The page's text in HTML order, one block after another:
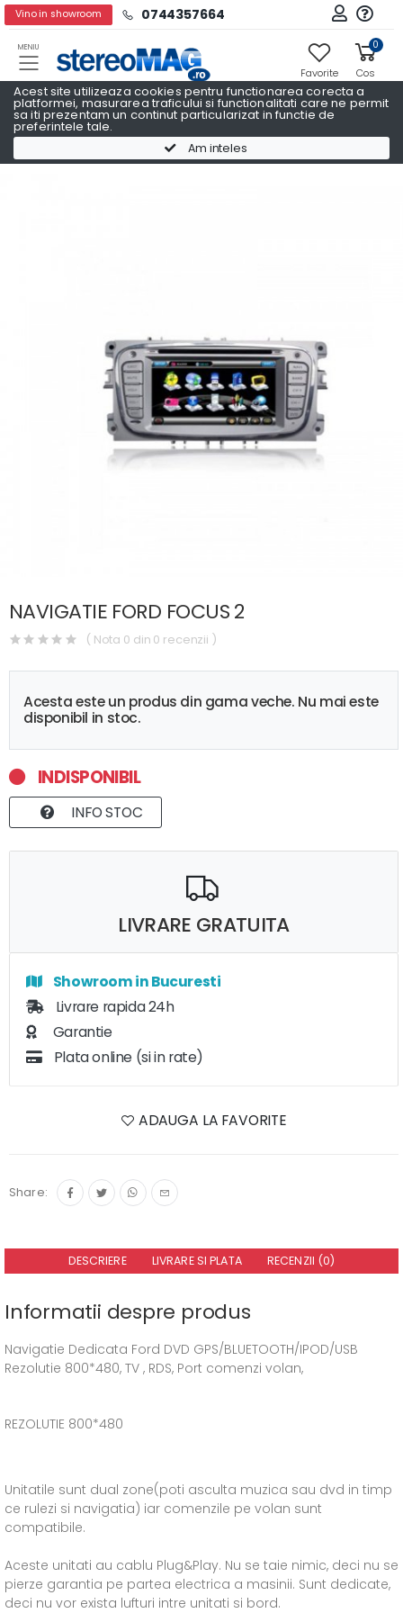
Acest site utilizeaza cookies pentru functionarea corecta a
platformei, masurarea traficului si functionalitati care ne permit
sa iti prezentam un continut particularizat in functie de
preferintele tale.
Am inteles
Vino in showroom 0744357664
MENIU
Favorite
0
Cos
Navigatii Auto Dedicate Navigatii Auto Dedicate FORD
NAVIGATIE FORD FOCUS 2
( Nota 0 din 0 recenzii )
Acesta este un produs din gama veche. Nu mai este
disponibil in stoc.
INDISPONIBIL
INFO STOC
LIVRARE GRATUITA
Showroom in Bucuresti
Livrare rapida 24h
Garantie
Plata online (si in rate)
ADAUGA LA FAVORITE
Share:
DESCRIERE LIVRARE SI PLATA RECENZII (0)
Informatii despre produs
Navigatie Dedicata Ford DVD GPS/BLUETOOTH/IPOD/USB
Rezolutie 800*480, TV , RDS, Port comenzi volan,
REZOLUTIE 800*480
Unitatile sunt dual zone(poti asculta muzica sau dvd in timp
ce rulezi si navigatia) iar comenzile pe volan sunt
compatibile.
Aceste unitati au cablu Plug&Play. Nu se taie nimic, deci nu se
pierze garantia pe partea electrica a masinii. Sunt dedicate,
deci nu vor exista lufturi intre unitati si bord.